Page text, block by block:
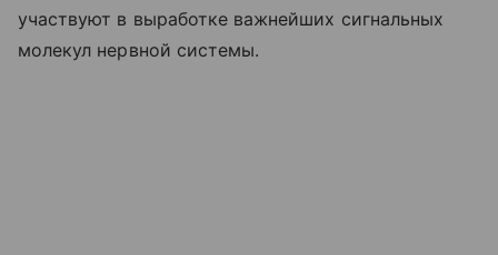
участвуют в выработке важнейших сигнальных
молекул нервной системы.